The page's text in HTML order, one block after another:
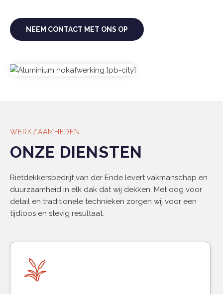
NEEM CONTACT MET ONS OP
WERKZAAMHEDEN
ONZE DIENSTEN
Rietdekkersbedrijf van der Ende levert vakmanschap en
duurzaamheid in elk dak dat wij dekken. Met oog voor
detail en traditionele technieken zorgen wij voor een
tijdloos en stevig resultaat.